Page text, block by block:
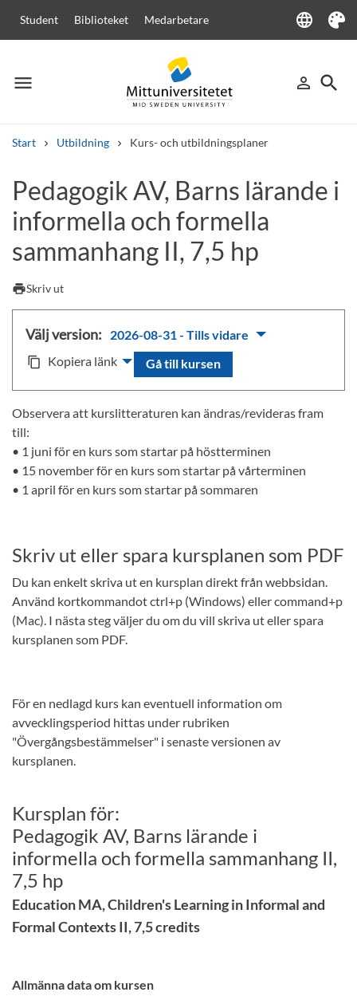
Student Biblioteket Medarbetare language
Language
Tema
menu
Meny person_outline
Logga in
search
Sök
Start Utbildning Kurs- och utbildningsplaner
Andra söktjänster
Kurser och programKursplaner Välkomstbrev
Pedagogik AV, Barns lärande i
informella och formella
sammanhang II, 7,5 hp
printSkriv ut
Välj version: 2026-08-31 - Tills vidare
content_copy Kopiera länk Gå till kursen
Observera att kurslitteraturen kan ändras/revideras fram
till:
• 1 juni för en kurs som startar på höstterminen
• 15 november för en kurs som startar på vårterminen
• 1 april för en kurs som startar på sommaren
Skriv ut eller spara kursplanen som PDF
Du kan enkelt skriva ut en kursplan direkt från webbsidan.
Använd kortkommandot ctrl+p (Windows) eller command+p
(Mac). I nästa steg väljer du om du vill skriva ut eller spara
kursplanen som PDF.
För en nedlagd kurs kan eventuell information om
avvecklingsperiod hittas under rubriken
"Övergångsbestämmelser" i senaste versionen av
kursplanen.
Kursplan för:
Pedagogik AV, Barns lärande i
informella och formella sammanhang II,
7,5 hp
Education MA, Children's Learning in Informal and
Formal Contexts II, 7,5 credits
Allmänna data om kursen